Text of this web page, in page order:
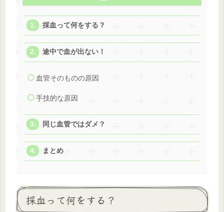
採血って何をする？
途中で血が出ない！
血管そのものの原因
手技的な原因
同じ血管ではダメ？
まとめ
採血って何をする？